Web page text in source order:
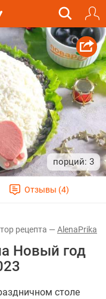
3
AlenaPrika
Новый год
столе